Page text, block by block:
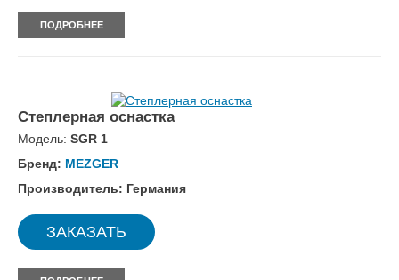
ПОДРОБНЕЕ
Степлерная оснастка
Модель: SGR 1
Бренд: MEZGER
Производитель: Германия
ЗАКАЗАТЬ